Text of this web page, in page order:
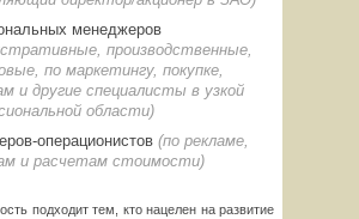
менеджеров
производственные,
по маркетингу, покупке,
и другие специалисты в узкой
области)
операционистов (по рекламе,
и расчетам стоимости)
подходит тем, кто нацелен на развитие